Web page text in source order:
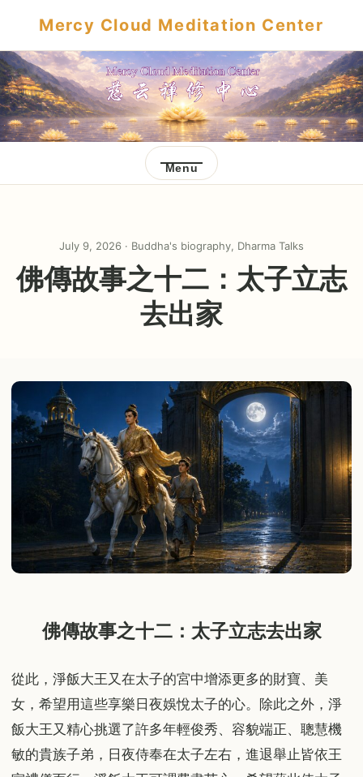
Mercy Cloud Meditation Center
Menu
July 9, 2026 · Buddha's biography, Dharma Talks
佛傳故事之十二：太子立志
去出家
佛傳故事之十二：太子立志去出家
從此，淨飯大王又在太子的宮中增添更多的財寶、美
女，希望用這些享樂日夜娛悅太子的心。除此之外，淨
飯大王又精心挑選了許多年輕俊秀、容貌端正、聰慧機
敏的貴族子弟，日夜侍奉在太子左右，進退舉止皆依王